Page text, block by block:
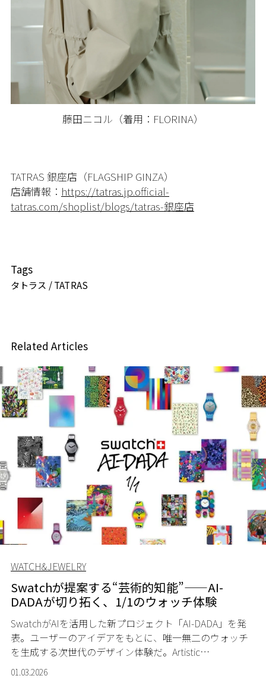
藤田ニコル（着用：FLORINA）
TATRAS 銀座店（FLAGSHIP GINZA）
店舗情報： https://tatras.jp.official-
tatras.com/shoplist/blogs/tatras-銀座店
Tags
タトラス / TATRAS
Related Articles
WATCH&JEWELRY
Swatchが提案する“芸術的知能”——AI-
DADAが切り拓く、1/1のウォッチ体験
SwatchがAIを活用した新プロジェクト「AI-DADA」を発
表。ユーザーのアイデアをもとに、唯一無二のウォッチ
を生成する次世代のデザイン体験だ。Artistic
Intelligence（芸術的知能）というコンセプトのもと、ス
ウォッチの遊び心とDADAの精神が融合する。
01.03.2026